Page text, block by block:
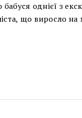
однієї з
що виросло на